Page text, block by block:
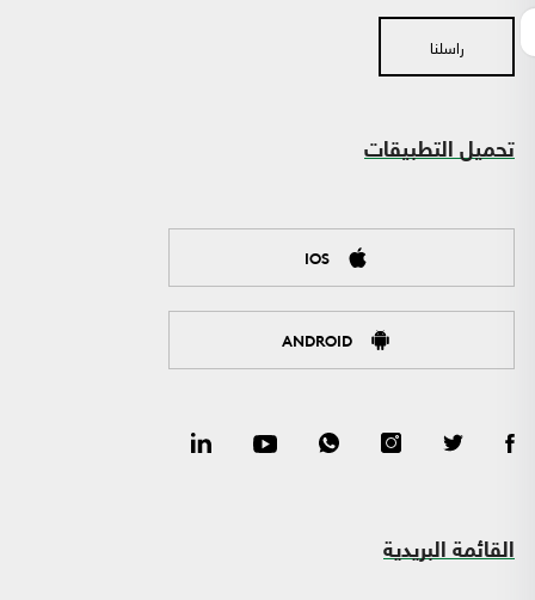
راسلنا
تحميل التطبيقات
IOS
ANDROID
القائمة البريدية